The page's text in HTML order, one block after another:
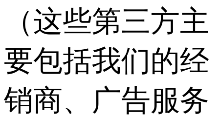
（这些第三方主
要包括我们的经
销商、广告服务